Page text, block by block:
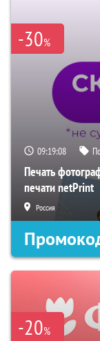
-30%
09:19:07
Печать
печати netPrint
Россия
-20%